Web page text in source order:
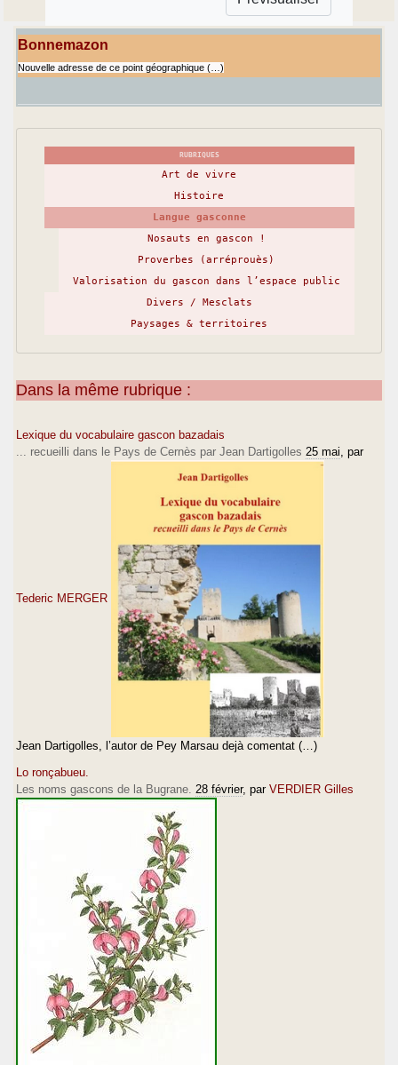
Bonnemazon
Nouvelle adresse de ce point géographique (…)
RUBRIQUES
Art de vivre
Histoire
Langue gasconne
Nosauts en gascon !
Proverbes (arréprouès)
Valorisation du gascon dans l’espace public
Divers / Mesclats
Paysages & territoires
Dans la même rubrique :
Lexique du vocabulaire gascon bazadais
... recueilli dans le Pays de Cernès par Jean Dartigolles 25 mai , par
Tederic MERGER
Jean Dartigolles, l’autor de Pey Marsau dejà comentat (…)
Lo ronçabueu.
Les noms gascons de la Bugrane. 28 février, par VERDIER Gilles